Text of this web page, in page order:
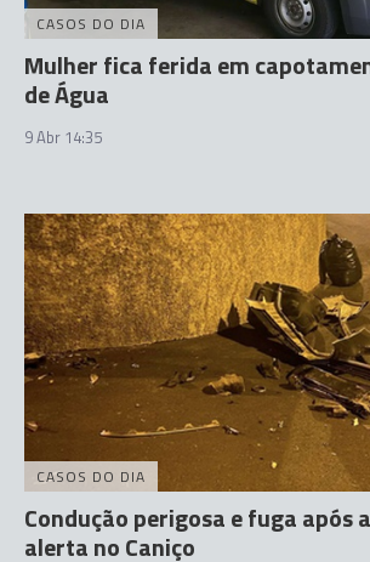
CASOS DO DIA
Mulher fica ferida em
de Água
9 Abr 14:35
CASOS DO DIA
Condução perigosa e fuga após
alerta no Caniço